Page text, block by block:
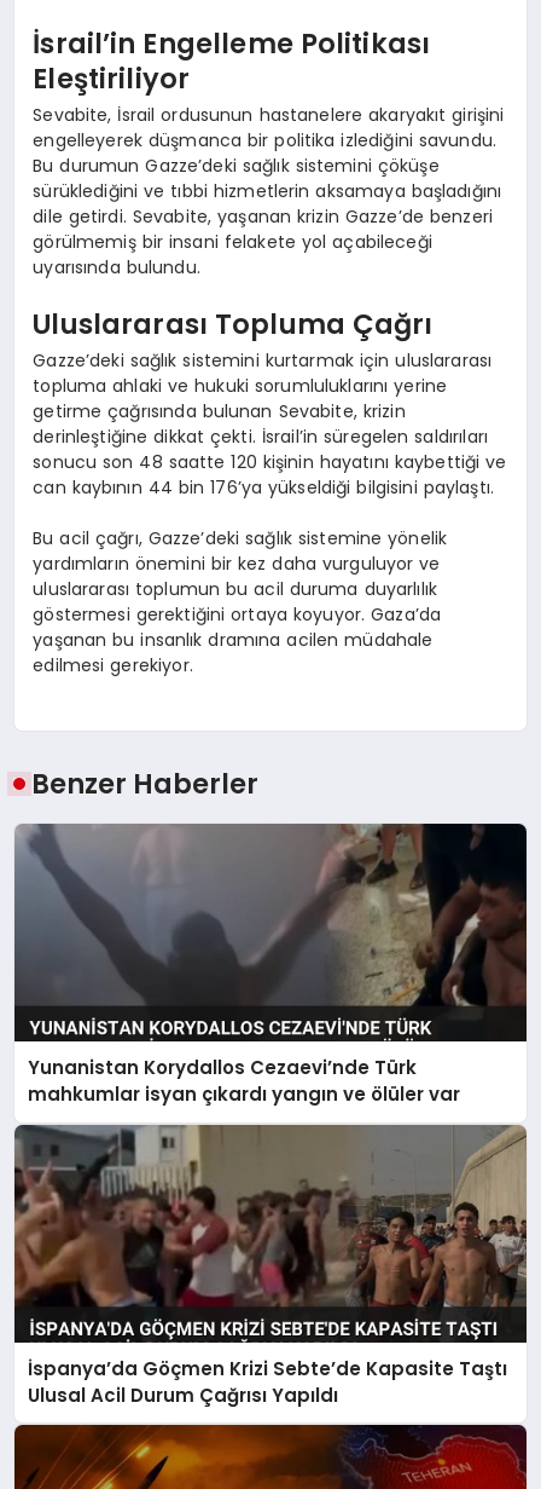
İsrail’in Engelleme Politikası
Eleştiriliyor
Sevabite, İsrail ordusunun hastanelere akaryakıt girişini
engelleyerek düşmanca bir politika izlediğini savundu.
Bu durumun Gazze’deki sağlık sistemini çöküşe
sürüklediğini ve tıbbi hizmetlerin aksamaya başladığını
dile getirdi. Sevabite, yaşanan krizin Gazze’de benzeri
görülmemiş bir insani felakete yol açabileceği
uyarısında bulundu.
Uluslararası Topluma Çağrı
Gazze’deki sağlık sistemini kurtarmak için uluslararası
topluma ahlaki ve hukuki sorumluluklarını yerine
getirme çağrısında bulunan Sevabite, krizin
derinleştiğine dikkat çekti. İsrail’in süregelen saldırıları
sonucu son 48 saatte 120 kişinin hayatını kaybettiği ve
can kaybının 44 bin 176’ya yükseldiği bilgisini paylaştı.
Bu acil çağrı, Gazze’deki sağlık sistemine yönelik
yardımların önemini bir kez daha vurguluyor ve
uluslararası toplumun bu acil duruma duyarlılık
göstermesi gerektiğini ortaya koyuyor. Gaza’da
yaşanan bu insanlık dramına acilen müdahale
edilmesi gerekiyor.
Benzer Haberler
Yunanistan Korydallos Cezaevi’nde Türk
mahkumlar isyan çıkardı yangın ve ölüler var
İspanya’da Göçmen Krizi Sebte’de Kapasite Taştı
Ulusal Acil Durum Çağrısı Yapıldı